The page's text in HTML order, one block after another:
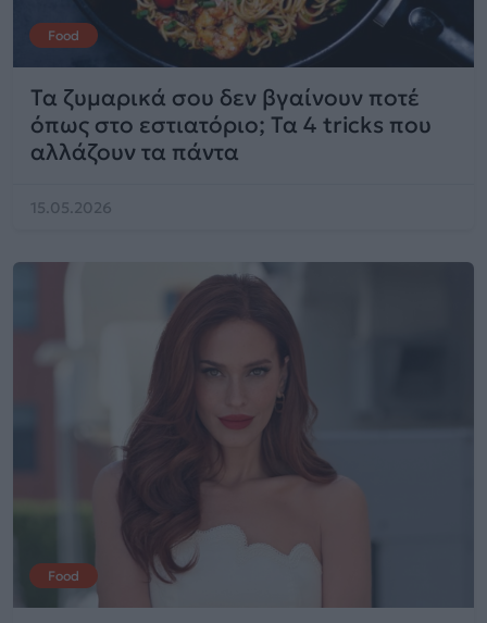
Food
Τα ζυμαρικά σου δεν βγαίνουν ποτέ
όπως στο εστιατόριο; Τα 4 tricks που
αλλάζουν τα πάντα
15.05.2026
Food